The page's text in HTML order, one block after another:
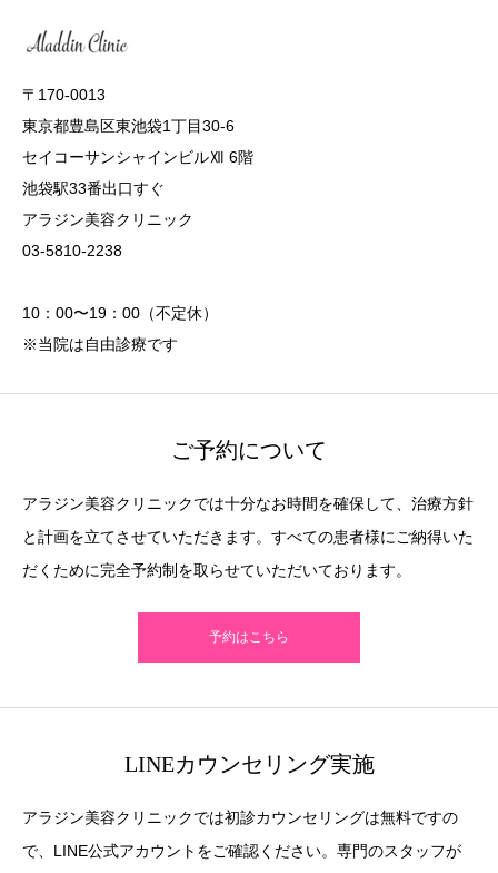
〒170-0013
東京都豊島区東池袋1丁目30-6
セイコーサンシャインビルⅫ 6階
池袋駅33番出口すぐ
アラジン美容クリニック
03-5810-2238
10：00〜19：00（不定休）
※当院は自由診療です
ご予約について
アラジン美容クリニックでは十分なお時間を確保して、治療方針
と計画を立てさせていただきます。すべての患者様にご納得いた
だくために完全予約制を取らせていただいております。
予約はこちら
LINEカウンセリング実施
アラジン美容クリニックでは初診カウンセリングは無料ですの
で、LINE公式アカウントをご確認ください。専門のスタッフが